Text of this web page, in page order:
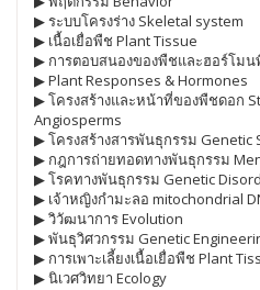
▶ ระบบโครงร่าง Skeletal system
▶ เนื้อเยื่อพืช Plant Tissue
▶ การตอบสนองของพืชและฮอร์โม
▶ Plant Responses & Hormones
▶ โครงสร้างและหน้าที่ของพืชดอก
Angiosperms
▶ โครงสร้างสารพันธุกรรม Genetic
▶ กฎการถ่ายทอดทางพันธุกรรม
▶ โรคทางพันธุกรรม Genetic
▶ เจ้าหญิงกำมะลอ mitochondrial
▶ วิวัฒนาการ Evolution
▶ พันธุวิศวกรรม Genetic
▶ การเพาะเลี้ยงเนื้อเยื่อพืช Plant
▶ นิเวศวิทยา Ecology